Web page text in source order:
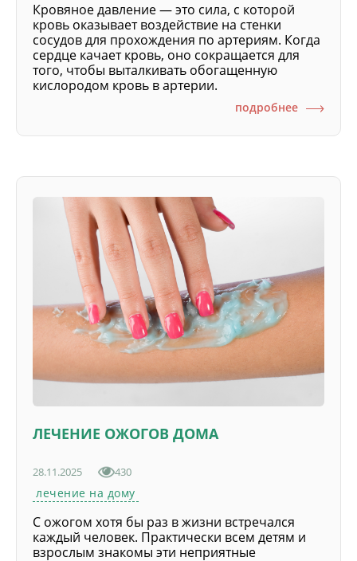
Кровяное давление — это сила, с которой
кровь оказывает воздействие на стенки
сосудов для прохождения по артериям. Когда
сердце качает кровь, оно сокращается для
того, чтобы выталкивать обогащенную
кислородом кровь в артерии.
подробнее
ЛЕЧЕНИЕ ОЖОГОВ ДОМА
28.11.2025 430
лечение на дому
С ожогом хотя бы раз в жизни встречался
каждый человек. Практически всем детям и
взрослым знакомы эти неприятные